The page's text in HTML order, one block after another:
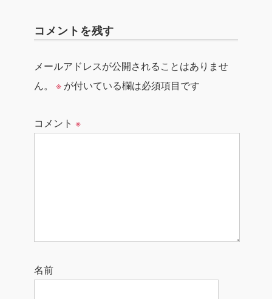
コメントを残す
メールアドレスが公開されることはありませ
ん。
※ が付いている欄は必須項目です
コメント ※
名前